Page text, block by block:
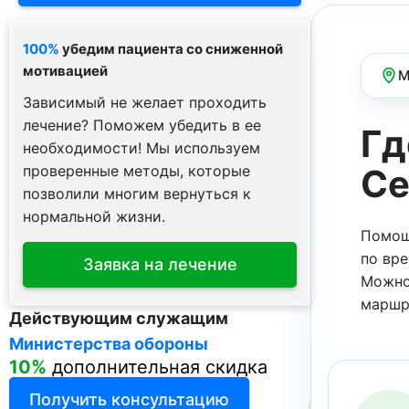
100% убедим пациента со сниженной
мотивацией
Зависимый не желает проходить
лечение? Поможем убедить в ее
необходимости! Мы используем
проверенные методы, которые
позволили многим вернуться к
нормальной жизни.
Заявка на лечение
Действующим служащим
Министерства обороны
10% дополнительная скидка
Получить консультацию
для
по
Спасибо